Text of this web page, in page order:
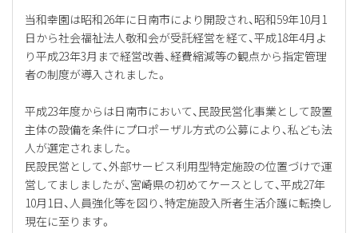
当和幸園は昭和26年に日南市により開設され、昭和59年10月1
日から社会福祉法人敬和会が受託経営を経て、平成18年4月よ
り平成23年3月まで経営改善、経費縮減等の観点から指定管理
者の制度が導入されました。
平成23年度からは日南市において、民設民営化事業として設置
主体の設備を条件にプロポーザル方式の公募により、私ども法
人が選定されました。
民設民営として、外部サービス利用型特定施設の位置づけで運
営してましましたが、宮崎県の初めてケースとして、平成27年
10月1日、人員強化等を図り、特定施設入所者生活介護に転換し
現在に至ります。